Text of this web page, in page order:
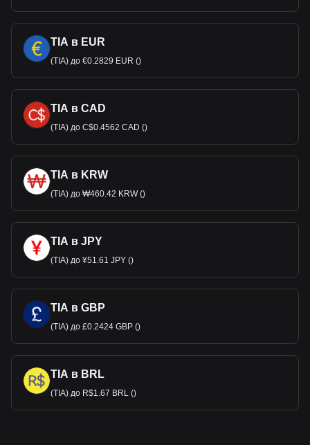
TIA в EUR
(TIA) до €0.2829 EUR ()
TIA в CAD
(TIA) до C$0.4562 CAD ()
TIA в KRW
(TIA) до ₩460.42 KRW ()
TIA в JPY
(TIA) до ¥51.61 JPY ()
TIA в GBP
(TIA) до £0.2424 GBP ()
TIA в BRL
(TIA) до R$1.67 BRL ()